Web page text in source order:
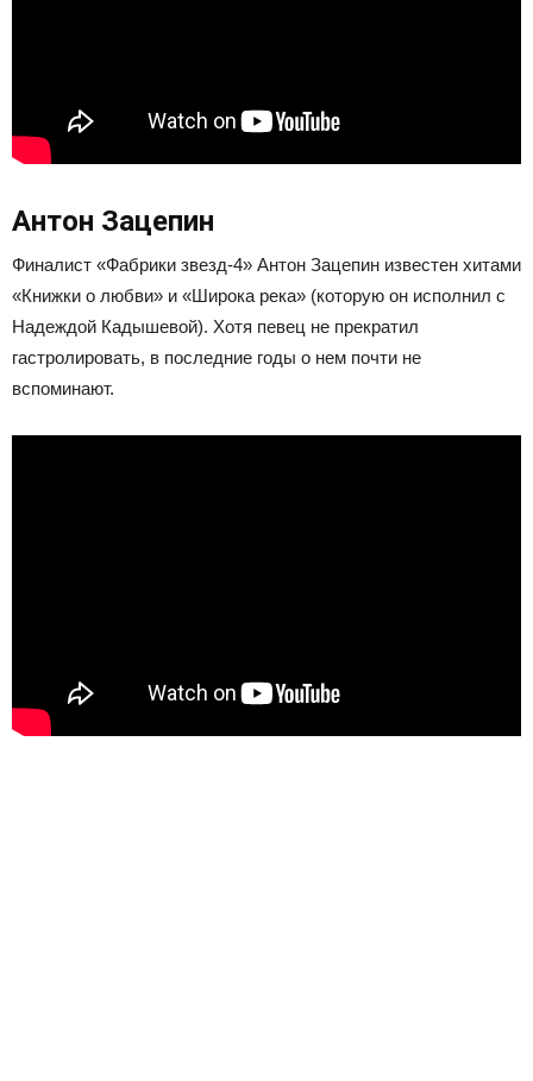
Антон Зацепин
Финалист «Фабрики звезд-4» Антон Зацепин известен хитами
«Книжки о любви» и «Широка река» (которую он исполнил с
Надеждой Кадышевой). Хотя певец не прекратил
гастролировать, в последние годы о нем почти не
вспоминают.